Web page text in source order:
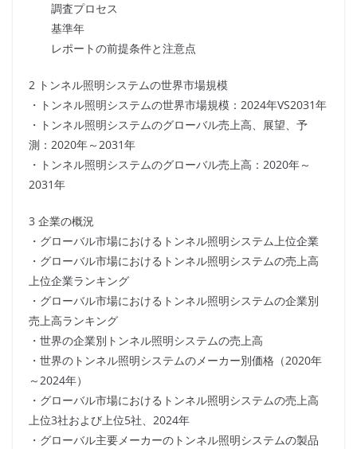
調査プロセス
基準年
レポートの前提条件と注意点
2 トンネル照明システムの世界市場規模
・トンネル照明システムの世界市場規模：2024年VS2031年
・トンネル照明システムのグローバル売上高、展望、予
測：2020年～2031年
・トンネル照明システムのグローバル売上高：2020年～
2031年
3 企業の概況
・グローバル市場におけるトンネル照明システム上位企業
・グローバル市場におけるトンネル照明システムの売上高
上位企業ランキング
・グローバル市場におけるトンネル照明システムの企業別
売上高ランキング
・世界の企業別トンネル照明システムの売上高
・世界のトンネル照明システムのメーカー別価格（2020年
～2024年）
・グローバル市場におけるトンネル照明システムの売上高
上位3社および上位5社、2024年
・グローバル主要メーカーのトンネル照明システムの製品